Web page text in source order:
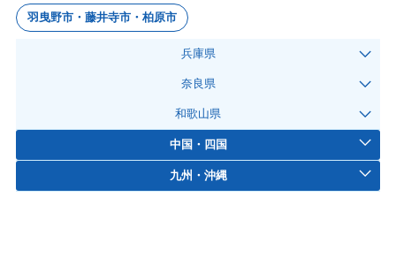
羽曳野市・藤井寺市・柏原市
兵庫県
奈良県
和歌山県
中国・四国
九州・沖縄